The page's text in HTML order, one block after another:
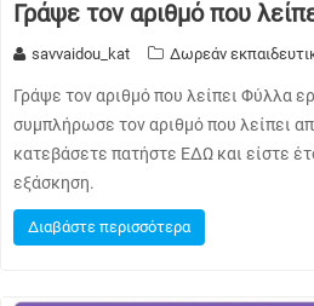
Γράψε τον αριθμό που
savvaidou_kat Δωρεάν
Γράψε τον αριθμό που λείπει Φύλλα
συμπλήρωσε τον αριθμό που λείπει
κατεβάσετε πατήστε ΕΔΩ και είστε
εξάσκηση.
Διαβάστε περισσότερα